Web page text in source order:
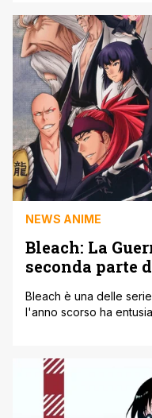
studio di animazione,
televisione con
intitolato La [']
NEWS ANIME
Bleach: La
seconda parte
Bleach è una delle
l'anno scorso ha
articolo siamo felici di
dell'anime di Bleach
internazionale su [']